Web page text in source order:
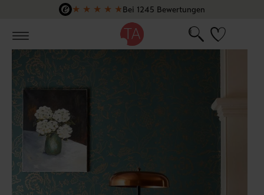
Zum Hauptinhalt springen
★ ★ ★ ★ ★Bei 1245 Bewertungen